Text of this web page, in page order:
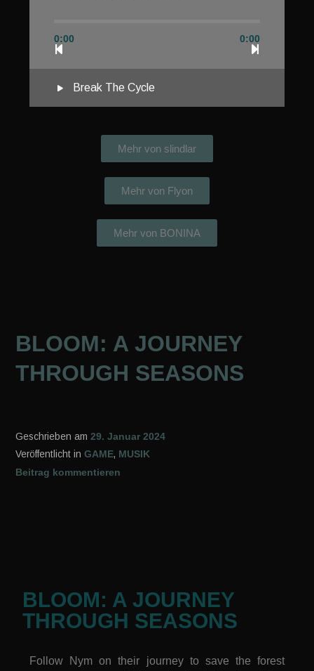
0:00 0:00
Break The Cycle
Mehr von slindlar
Mehr von Flyon
Mehr von BONINA
BLOOM: A JOURNEY
THROUGH SEASONS
Geschrieben am29. Januar 2024
Veröffentlicht inGAME, MUSIK
Beitrag kommentieren
BLOOM: A JOURNEY
THROUGH SEASONS
Follow Nym on their journey to save the forest